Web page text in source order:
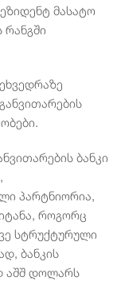
მასატო
რანგში
ბანკი
პარტნიორია,
როგორც
სტრუქტურული
ბანკის
აშშ დოლარს